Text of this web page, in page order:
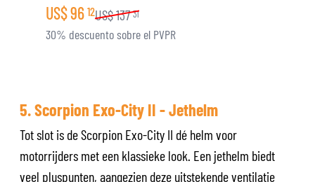
US$96 12US$137 31
30% descuento sobre el PVPR
5. Scorpion Exo-City II - Jethelm
Tot slot is de Scorpion Exo-City II dé helm voor
motorrijders met een klassieke look. Een jethelm biedt
veel pluspunten, aangezien deze uitstekende ventilatie